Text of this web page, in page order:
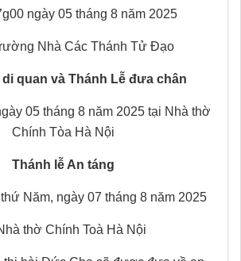
ngày 05 tháng 8 năm 2025
Nhà Các Thánh Tử Đạo
quan và Thánh Lễ đưa chân
05 tháng 8 năm 2025 tại Nhà thờ
Chính Tòa Hà Nội
Thánh lễ An táng
Năm, ngày 07 tháng 8 năm 2025
thờ Chính Toà Hà Nội